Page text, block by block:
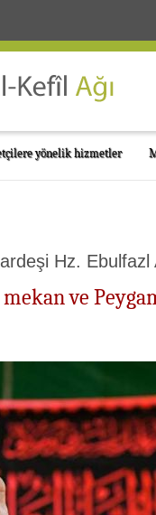
yönelik hizmetler
Hz. Ebulfazl
ve